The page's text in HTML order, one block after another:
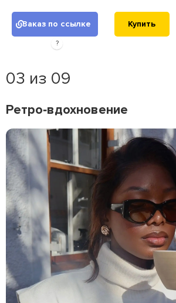
Заказ по ссылке
?
Купить
03 из 09
Ретро‑вдохновение